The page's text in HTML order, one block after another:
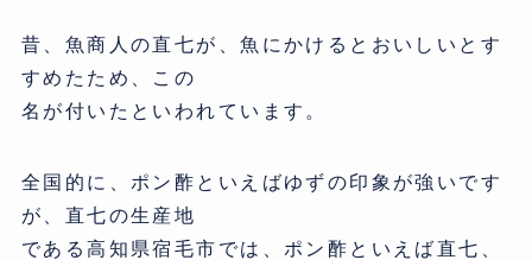
昔、魚商人の直七が、魚にかけるとおいしいとす
すめたため、この
名が付いたといわれています。
全国的に、ポン酢といえばゆずの印象が強いです
が、直七の生産地
である高知県宿毛市では、ポン酢といえば直七、